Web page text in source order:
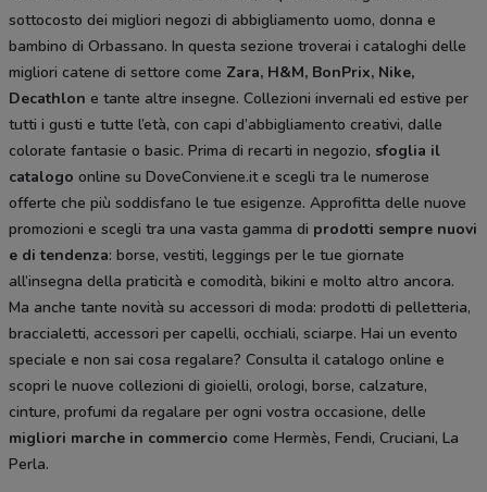
sottocosto dei migliori negozi di abbigliamento uomo, donna e
bambino di Orbassano. In questa sezione troverai i cataloghi delle
migliori catene di settore come Zara, H&M, BonPrix, Nike,
Decathlon e tante altre insegne. Collezioni invernali ed estive per
tutti i gusti e tutte l’età, con capi d’abbigliamento creativi, dalle
colorate fantasie o basic. Prima di recarti in negozio, sfoglia il
catalogo online su DoveConviene.it e scegli tra le numerose
offerte che più soddisfano le tue esigenze. Approfitta delle nuove
promozioni e scegli tra una vasta gamma di prodotti sempre nuovi
e di tendenza: borse, vestiti, leggings per le tue giornate
all’insegna della praticità e comodità, bikini e molto altro ancora.
Ma anche tante novità su accessori di moda: prodotti di pelletteria,
braccialetti, accessori per capelli, occhiali, sciarpe. Hai un evento
speciale e non sai cosa regalare? Consulta il catalogo online e
scopri le nuove collezioni di gioielli, orologi, borse, calzature,
cinture, profumi da regalare per ogni vostra occasione, delle
migliori marche in commercio come Hermès, Fendi, Cruciani, La
Perla.